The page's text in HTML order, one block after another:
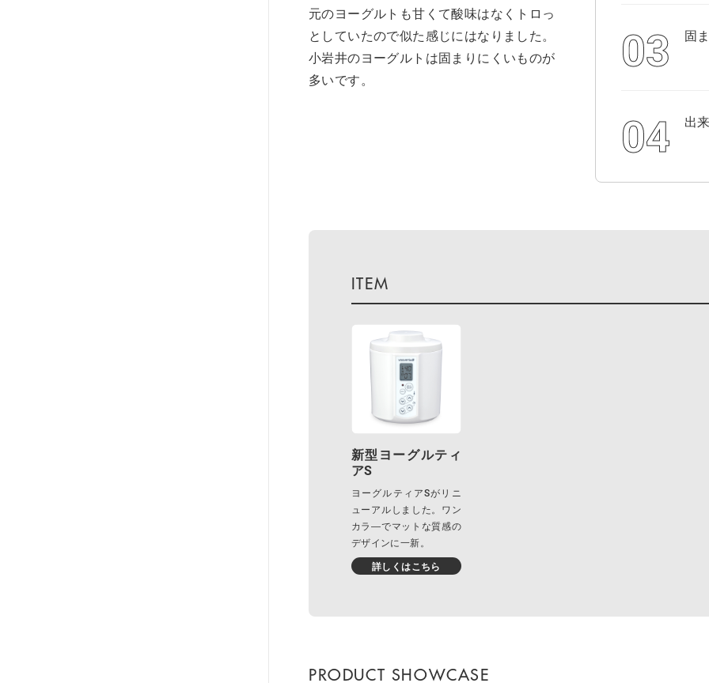
元のヨーグルトも甘くて酸味はなくトロっ
としていたので似た感じにはなりました。
小岩井のヨーグルトは固まりにくいものが
多いです。
固
出
新型ヨーグルティ
アS
ヨーグルティアSがリニ
ューアルしました。ワン
カラ―でマットな質感の
デザインに一新。
詳しくはこちら